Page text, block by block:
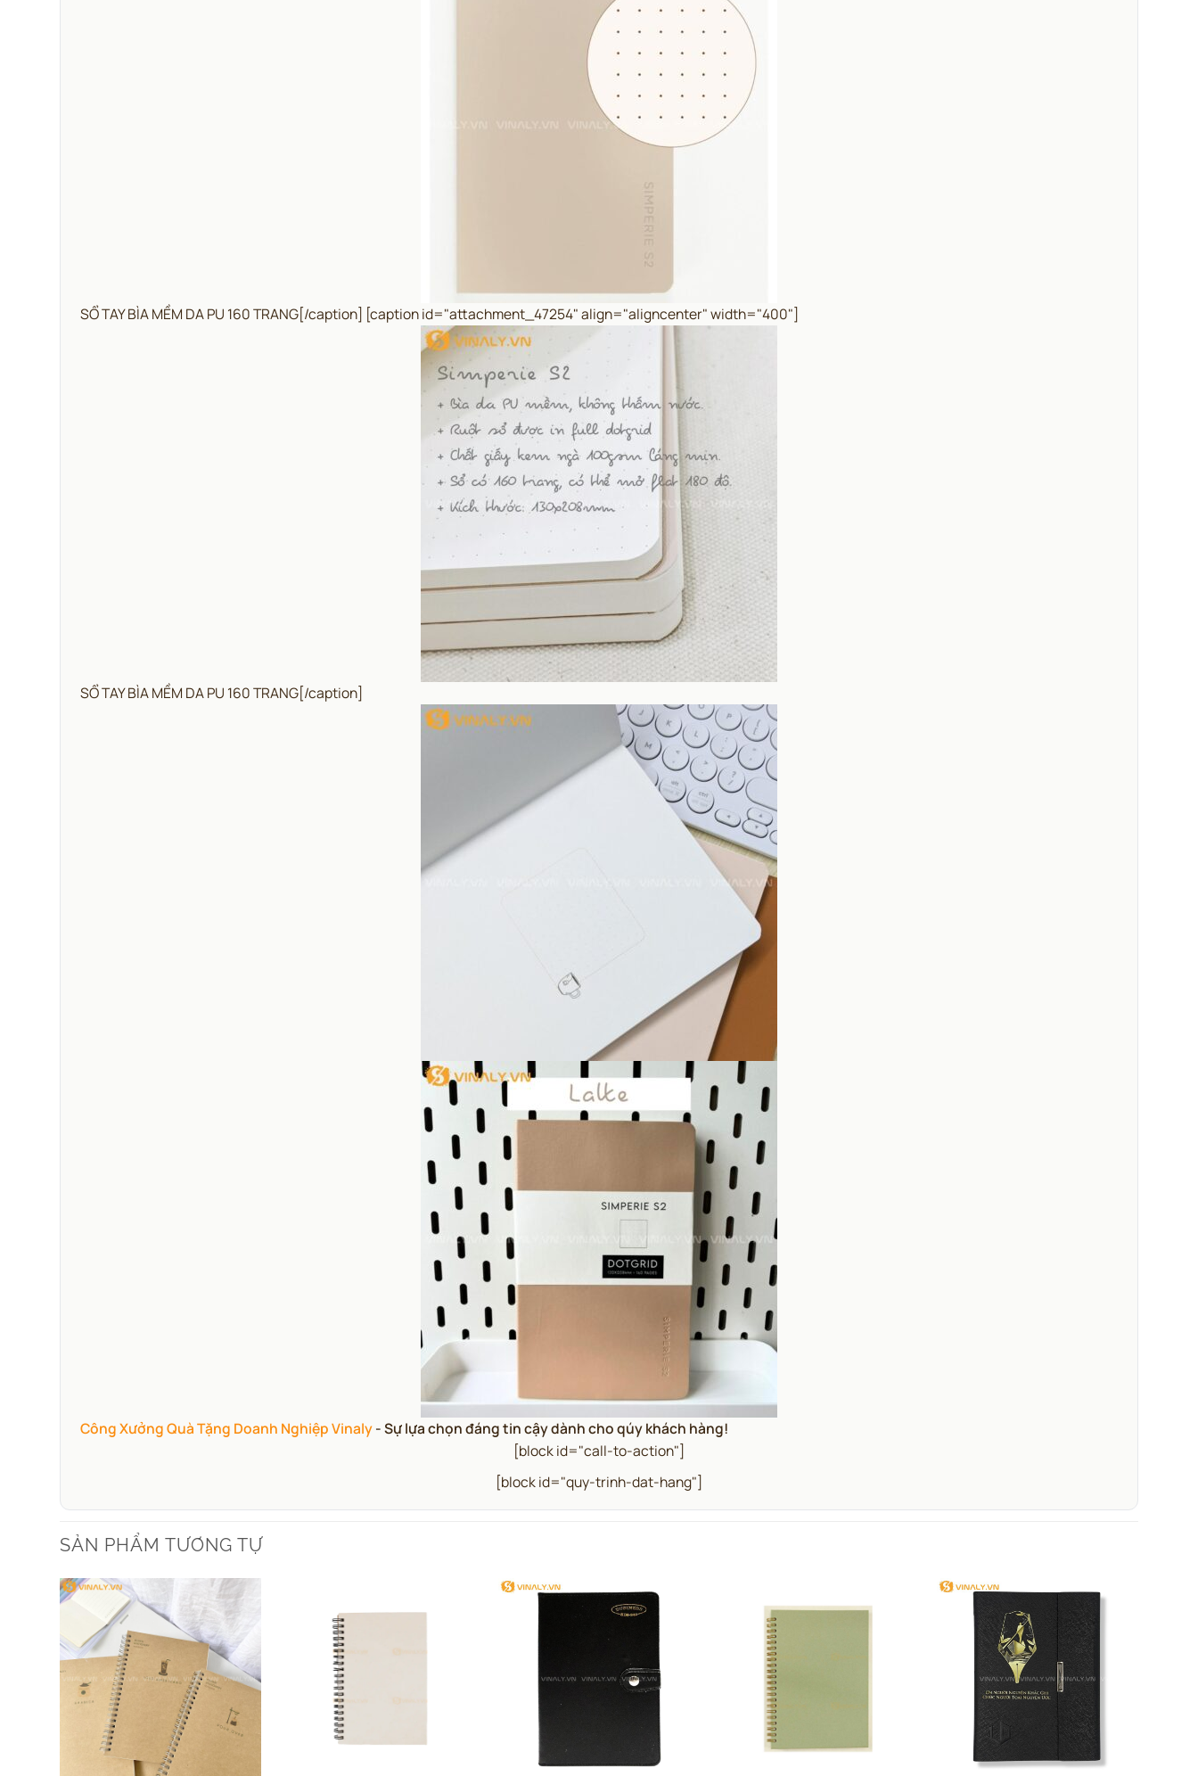
SỔ TAY BÌA MỀM DA PU 160 TRANG[/caption] [caption id="attachment_47254" align="aligncenter" width="400"]
SỔ TAY BÌA MỀM DA PU 160 TRANG[/caption]
Công Xưởng Quà Tặng Doanh Nghiệp Vinaly- Sự lựa chọn đáng tin cậy dành cho qúy khách hàng!
[block id="call-to-action"]
[block id="quy-trinh-dat-hang"]
SẢN PHẨM TƯƠNG TỰ